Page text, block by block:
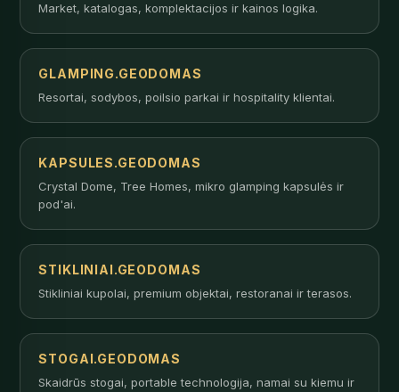
Market, katalogas, komplektacijos ir kainos logika.
GLAMPING.GEODOMAS
Resortai, sodybos, poilsio parkai ir hospitality klientai.
KAPSULES.GEODOMAS
Crystal Dome, Tree Homes, mikro glamping kapsulės ir
pod'ai.
STIKLINIAI.GEODOMAS
Stikliniai kupolai, premium objektai, restoranai ir terasos.
STOGAI.GEODOMAS
Skaidrūs stogai, portable technologija, namai su kiemu ir